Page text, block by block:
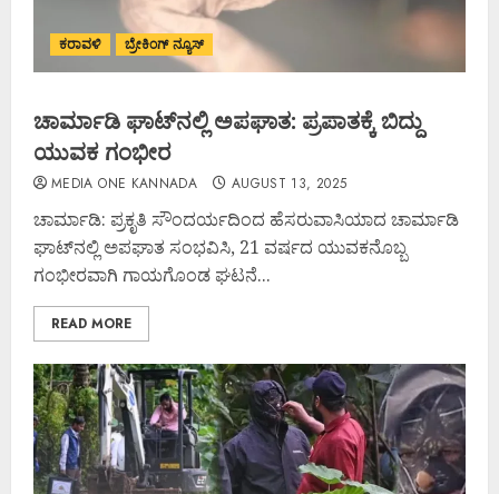
ಕರಾವಳಿ ಬ್ರೇಕಿಂಗ್ ನ್ಯೂಸ್
ಚಾರ್ಮಾಡಿ ಘಾಟ್‌ನಲ್ಲಿ ಅಪಘಾತ: ಪ್ರಪಾತಕ್ಕೆ ಬಿದ್ದು
ಯುವಕ ಗಂಭೀರ
MEDIA ONE KANNADA AUGUST 13, 2025
ಚಾರ್ಮಾಡಿ: ಪ್ರಕೃತಿ ಸೌಂದರ್ಯದಿಂದ ಹೆಸರುವಾಸಿಯಾದ ಚಾರ್ಮಾಡಿ
ಘಾಟ್‌ನಲ್ಲಿ ಅಪಘಾತ ಸಂಭವಿಸಿ, 21 ವರ್ಷದ ಯುವಕನೊಬ್ಬ
ಗಂಭೀರವಾಗಿ ಗಾಯಗೊಂಡ ಘಟನೆ...
READ MORE